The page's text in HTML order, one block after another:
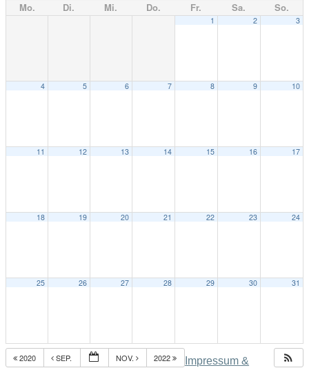
Mo. Di. Mi. Do. Fr. Sa. So.
1 2 3
4 5 6 7 8 9 10
11 12 13 14 15 16 17
18 19 20 21 22 23 24
25 26 27 28 29 30 31
2020 SEP. NOV. 2022
Impressum &